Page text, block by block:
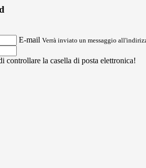
E-mail Verrà inviato un messaggio
controllare la casella di posta elettronica!